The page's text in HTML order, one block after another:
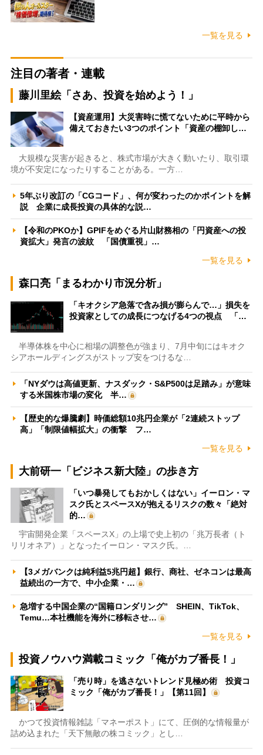
一覧を見る
注目の著者・連載
藤川里絵「さあ、投資を始めよう！」
【資産運用】大災害時に慌てないために平時から
備えておきたい3つのポイント「資産の棚卸し…
大規模な災害が起きると、株式市場が大きく動いたり、取引環
境が不安定になったりすることがある。一方…
5年ぶり改訂の「CGコード」、何が変わったのかポイントを解
説 企業に成長投資の具体的な説…
【令和のPKOか】GPIFをめぐる片山財務相の「円資産への投
資拡大」発言の波紋 「国債重視」…
一覧を見る
森口亮「まるわかり市況分析」
「キオクシア急落で含み損が膨らんで…」損失を
投資家としての成長につなげる4つの視点 「…
半導体株を中心に相場の調整色が強まり、7月中旬にはキオク
シアホールディングスがストップ安をつけるな…
「NYダウは高値更新、ナスダック・S&P500は足踏み」が意味
する米国株市場の変化 半…
【歴史的な爆騰劇】時価総額10兆円企業が「2連続ストップ
高」「制限値幅拡大」の衝撃 フ…
一覧を見る
大前研一「ビジネス新大陸」の歩き方
「いつ暴発してもおかしくはない」イーロン・マ
スク氏とスペースXが抱えるリスクの数々「絶対
的…
宇宙開発企業「スペースX」の上場で史上初の「兆万長者（ト
リリオネア）」となったイーロン・マスク氏。…
【3メガバンクは純利益5兆円超】銀行、商社、ゼネコンは最高
益続出の一方で、中小企業・…
急増する中国企業の“国籍ロンダリング” SHEIN、TikTok、
Temu…本社機能を海外に移転させ…
一覧を見る
投資ノウハウ満載コミック「俺がカブ番長！」
「売り時」を逃さないトレンド見極め術 投資コ
ミック「俺がカブ番長！」【第11回】
かつて投資情報雑誌「マネーポスト」にて、圧倒的な情報量が
詰め込まれた「天下無敵の株コミック」とし…